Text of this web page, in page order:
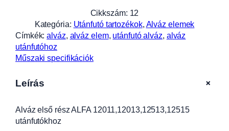
r
é
s
L
A
1
Cikkszám: 12
Kategória: Utánfutó tartozékok, Alváz elemek
Címkék:alváz, alváz elem, utánfutó alváz, alváz
utánfutóhoz
Műszaki specifikációk
Leírás +
Alváz első rész ALFA 12011,12013,12513,12515
utánfutókhoz